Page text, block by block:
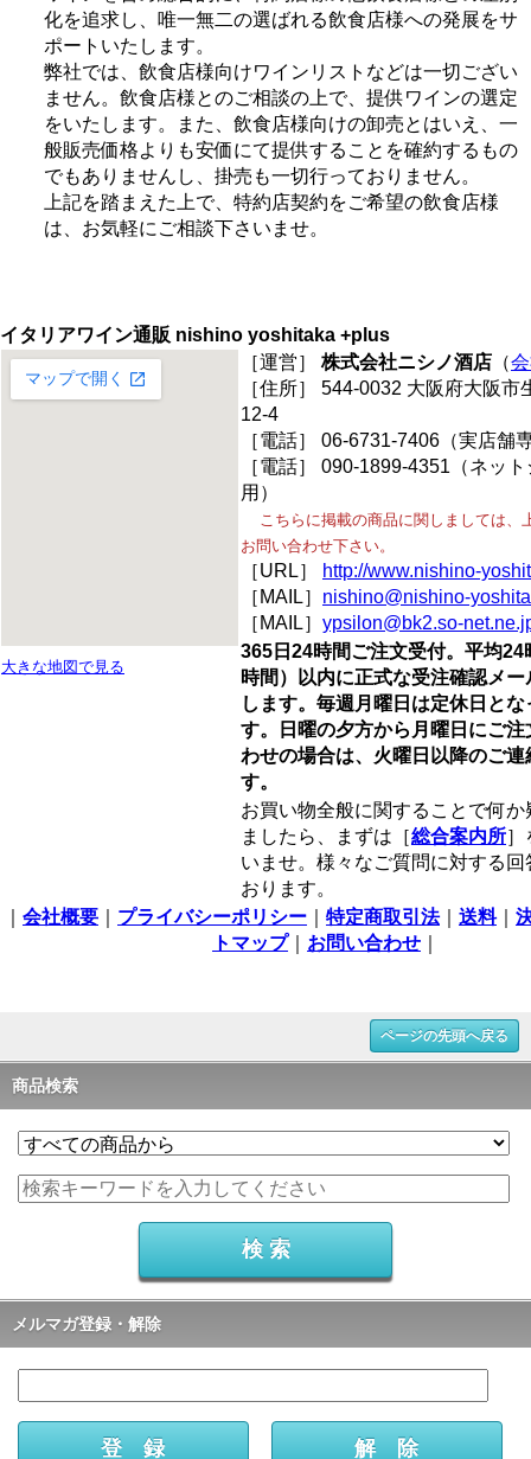
化を追求し、唯一無二の選ばれる飲食店様への発展をサ
ポートいたします。
弊社では、飲食店様向けワインリストなどは一切ござい
ません。飲食店様とのご相談の上で、提供ワインの選定
をいたします。また、飲食店様向けの卸売とはいえ、一
般販売価格よりも安価にて提供することを確約するもの
でもありませんし、掛売も一切行っておりません。
上記を踏まえた上で、特約店契約をご希望の飲食店様
は、お気軽にご相談下さいませ。
イタリアワイン通販 nishino yoshitaka +plus
大きな地図で見る
［運営］ 株式会社ニシノ酒店 （
［住所］ 544-0032 大阪府大阪市
12-4
［電話］ 06-6731-7406（実店舗
［電話］ 090-1899-4351（ネッ
用）
こちらに掲載の商品に関しましては、
お問い合わせ下さい。
［URL］
http://www.nishino-
［MAIL］ nishino@nishino-
［MAIL］ ypsilon@bk2.so-
365日24時間ご注文受付。平均24
時間）以内に正式な受注確認メ
します。毎週月曜日は定休日と
す。日曜の夕方から月曜日にご注
わせの場合は、火曜日以降のご連
す。
お買い物全般に関することで何
ましたら、まずは［総合案内所］
いませ。様々なご質問に対する
おります。
会社概要 プライバシーポリシー 特定商取引法｜ 送料｜
トマップ｜ お問い合わせ
ページの先頭へ戻る
商品検索
メルマガ登録・解除